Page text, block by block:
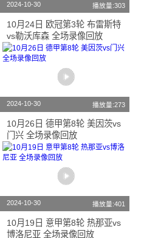
2024-10-30 播放量:303
10月24日 欧冠第3轮 布雷斯特
vs勒沃库森 全场录像回放
2024-10-30 播放量:273
10月26日 德甲第8轮 美因茨vs
门兴 全场录像回放
2024-10-30 播放量:401
10月19日 意甲第8轮 热那亚vs
博洛尼亚 全场录像回放